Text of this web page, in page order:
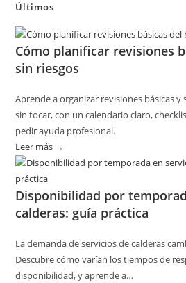
Últimos
Cómo planificar revisiones
sin riesgos
Aprende a organizar revisiones básicas y
sin tocar, con un calendario claro,
pedir ayuda profesional.
Leer más →
Cómo
revisiones
básicas
hogar
sin
Disponibilidad por
calderas: guía práctica
La demanda de servicios de calderas
Descubre cómo varían los tiempos de
disponibilidad, y aprende a…